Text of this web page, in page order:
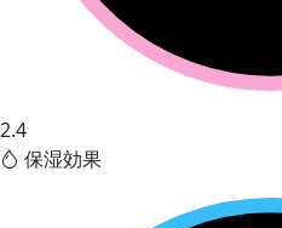
2.4
保湿効果